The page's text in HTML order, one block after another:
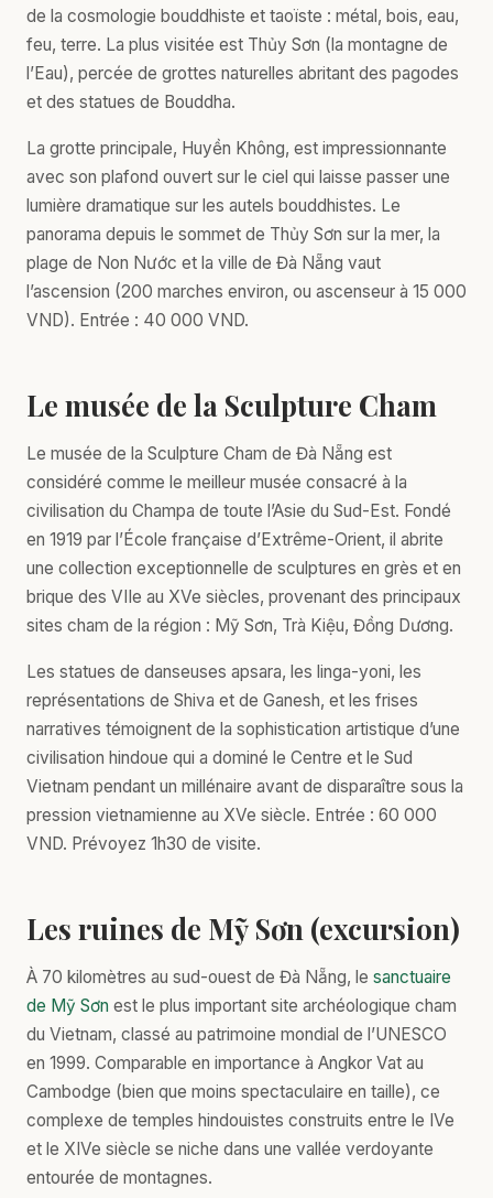
de la cosmologie bouddhiste et taoïste : métal, bois, eau,
feu, terre. La plus visitée est Thủy Sơn (la montagne de
l’Eau), percée de grottes naturelles abritant des pagodes
et des statues de Bouddha.
La grotte principale, Huyền Không, est impressionnante
avec son plafond ouvert sur le ciel qui laisse passer une
lumière dramatique sur les autels bouddhistes. Le
panorama depuis le sommet de Thủy Sơn sur la mer, la
plage de Non Nước et la ville de Đà Nẵng vaut
l’ascension (200 marches environ, ou ascenseur à 15 000
VND). Entrée : 40 000 VND.
Le musée de la Sculpture Cham
Le musée de la Sculpture Cham de Đà Nẵng est
considéré comme le meilleur musée consacré à la
civilisation du Champa de toute l’Asie du Sud-Est. Fondé
en 1919 par l’École française d’Extrême-Orient, il abrite
une collection exceptionnelle de sculptures en grès et en
brique des VIIe au XVe siècles, provenant des principaux
sites cham de la région : Mỹ Sơn, Trà Kiệu, Đồng Dương.
Les statues de danseuses apsara, les linga-yoni, les
représentations de Shiva et de Ganesh, et les frises
narratives témoignent de la sophistication artistique d’une
civilisation hindoue qui a dominé le Centre et le Sud
Vietnam pendant un millénaire avant de disparaître sous la
pression vietnamienne au XVe siècle. Entrée : 60 000
VND. Prévoyez 1h30 de visite.
Les ruines de Mỹ Sơn (excursion)
À 70 kilomètres au sud-ouest de Đà Nẵng, le sanctuaire
de Mỹ Sơn est le plus important site archéologique cham
du Vietnam, classé au patrimoine mondial de l’UNESCO
en 1999. Comparable en importance à Angkor Vat au
Cambodge (bien que moins spectaculaire en taille), ce
complexe de temples hindouistes construits entre le IVe
et le XIVe siècle se niche dans une vallée verdoyante
entourée de montagnes.